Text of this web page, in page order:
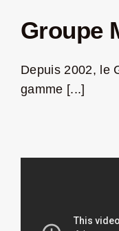
Groupe
Depuis 2002, le
gamme [...]